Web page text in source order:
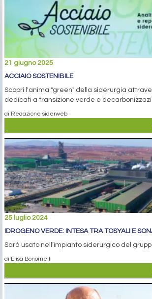
21 giugno 2025
ACCIAIO SOSTENIBILE
Scopri l'anima "green" della siderurgia
dedicati a transizione verde e
di Redazione siderweb
25 luglio 2024
IDROGENO VERDE: INTESA TRA TOSYALI E
Sarà usato nell’impianto siderurgico del
di Elisa Bonomelli